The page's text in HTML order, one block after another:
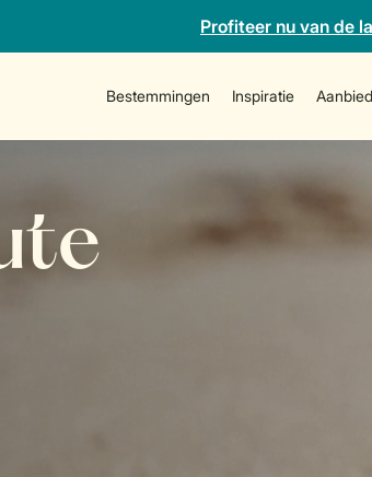
Profiteer nu van de
Bestemmingen Inspiratie